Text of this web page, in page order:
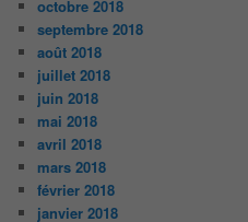
octobre 2018
septembre 2018
août 2018
juillet 2018
juin 2018
mai 2018
avril 2018
mars 2018
février 2018
janvier 2018